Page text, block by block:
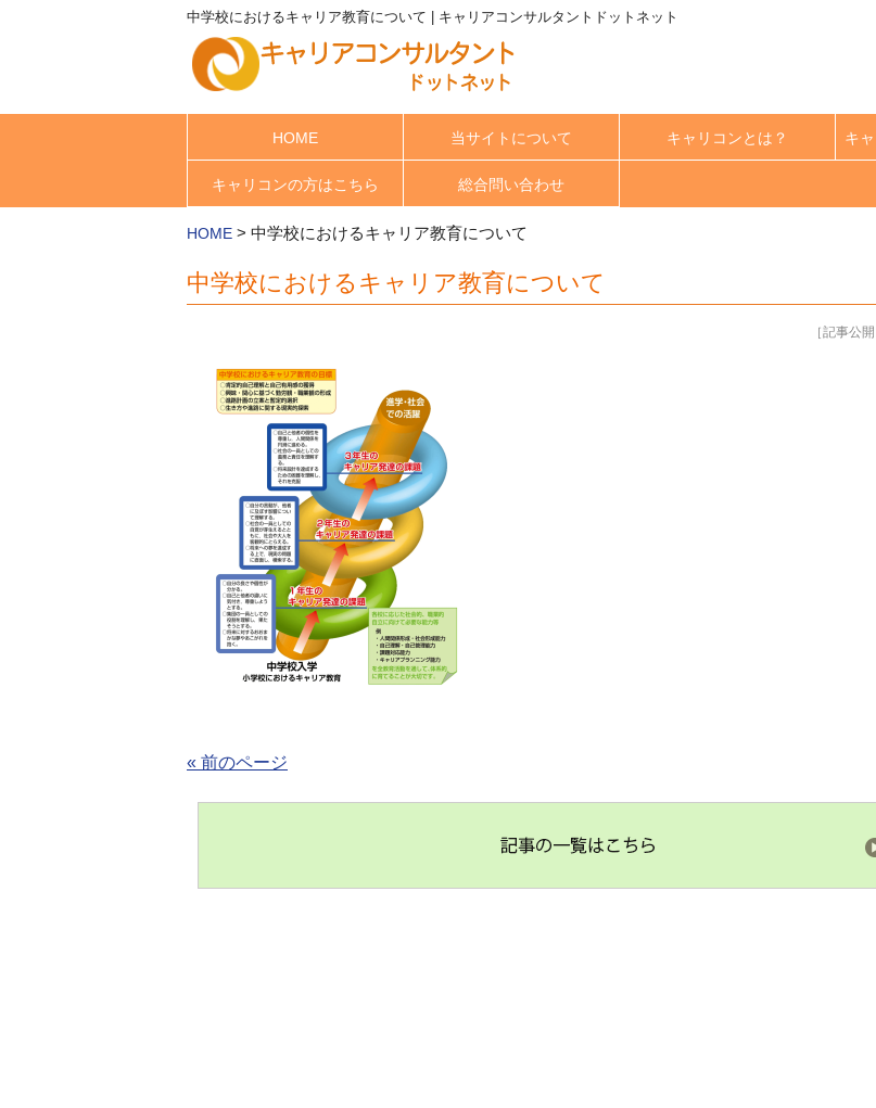
中学校におけるキャリア教育について | キャリアコンサルタントドットネット
HOME 当サイトについて キャリコンとは？ キ
キャリコンの方はこちら 総合問い合わせ
HOME > 中学校におけるキャリア教育について
中学校におけるキャリア教育について
［記事公
« 前のページ